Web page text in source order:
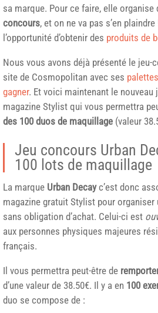
sa marque. Pour ce faire, elle organise
concours, et on ne va pas s’en
l’opportunité d’obtenir des produits de
Nous vous avons déjà présenté le jeu-
site de Cosmopolitan avec ses
gagner. Et voici maintenant le nouveau
magazine Stylist qui vous permettra
des 100 duos de maquillage (valeur
Jeu concours Urban
100 lots de maquillage
La marque Urban Decayc’est donc
magazine gratuit Stylist pour organiser
sans obligation d’achat. Celui-ci est
aux personnes physiques majeures
français.
Il vous permettra peut-être de
d’une valeur de 38.50€. Il y a en 100
duo se compose de :